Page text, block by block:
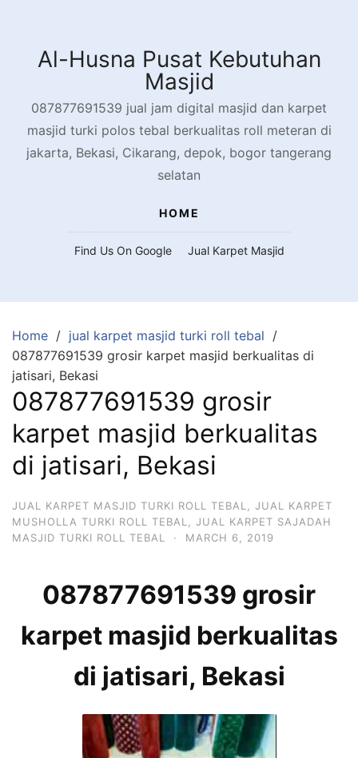
contentAl-Husna Pusat Kebutuhan
Masjid
087877691539 jual jam digital masjid dan karpet
masjid turki polos tebal berkualitas roll meteran di
jakarta, Bekasi, Cikarang, depok, bogor tangerang
selatan
HOME
Find Us On Google Jual Karpet Masjid
Home
jual karpet masjid turki roll tebal
087877691539 grosir karpet masjid berkualitas di
jatisari, Bekasi
087877691539 grosir
karpet masjid berkualitas
di jatisari, Bekasi
JUAL KARPET MASJID TURKI ROLL TEBAL
JUAL KARPET
MUSHOLLA TURKI ROLL TEBAL
JUAL KARPET SAJADAH
MASJID TURKI ROLL TEBAL
· MARCH 6, 2019
087877691539 grosir
karpet masjid berkualitas
di jatisari, Bekasi